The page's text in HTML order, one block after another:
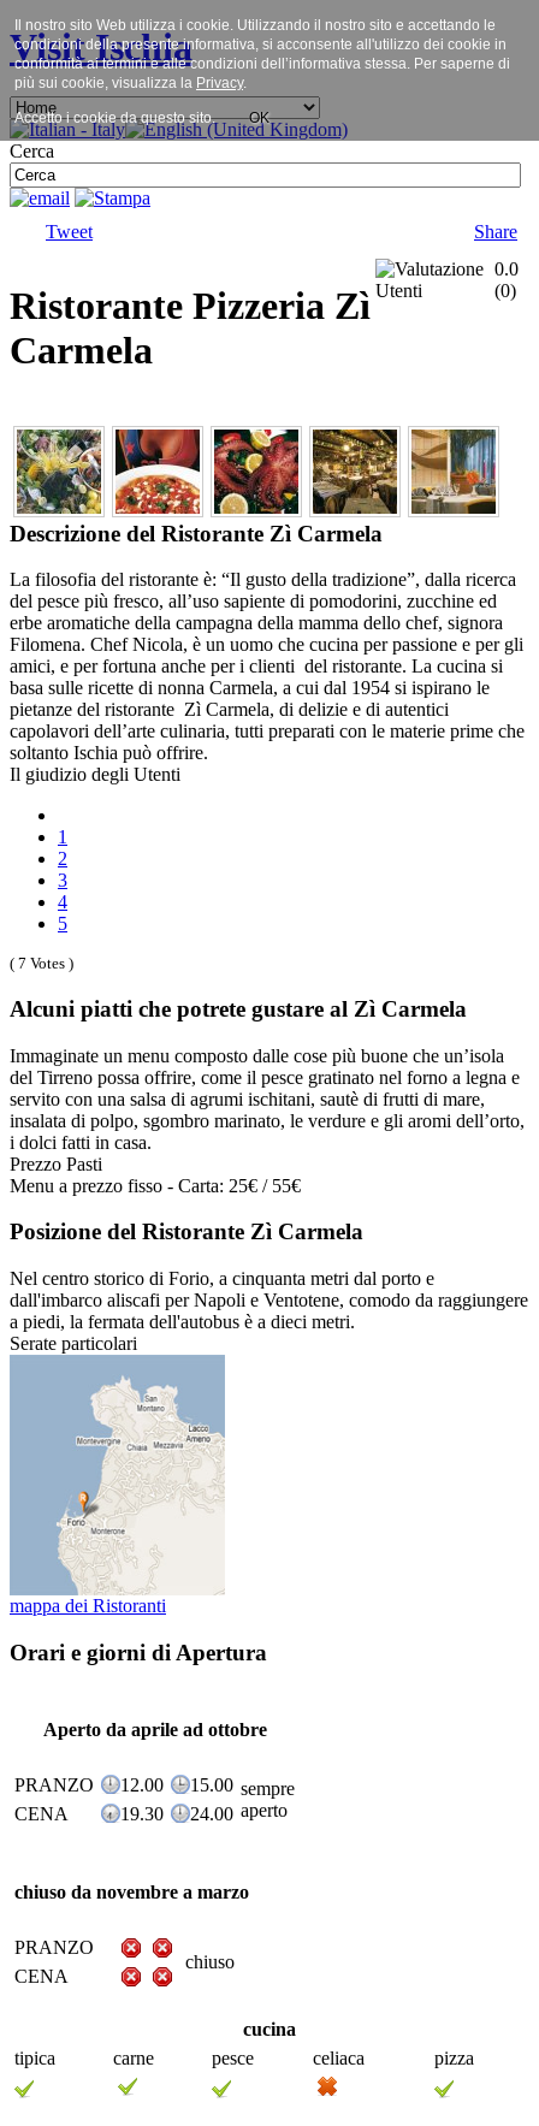
Visit Ischia
Cerca
Tweet Share
Ristorante Pizzeria Zì
Carmela
0.0
(0)
Descrizione del Ristorante Zì Carmela
La filosofia del ristorante è: “Il gusto della tradizione”, dalla ricerca
del pesce più fresco, all’uso sapiente di pomodorini, zucchine ed
erbe aromatiche della campagna della mamma dello chef, signora
Filomena. Chef Nicola, è un uomo che cucina per passione e per gli
amici, e per fortuna anche per i clienti del ristorante. La cucina si
basa sulle ricette di nonna Carmela, a cui dal 1954 si ispirano le
pietanze del ristorante Zì Carmela, di delizie e di autentici
capolavori dell’arte culinaria, tutti preparati con le materie prime che
soltanto Ischia può offrire.
Il giudizio degli Utenti
1
2
3
4
5
( 7 Votes )
Alcuni piatti che potrete gustare al Zì Carmela
Immaginate un menu composto dalle cose più buone che un’isola
del Tirreno possa offrire, come il pesce gratinato nel forno a legna e
servito con una salsa di agrumi ischitani, sautè di frutti di mare,
insalata di polpo, sgombro marinato, le verdure e gli aromi dell’orto,
i dolci fatti in casa.
Prezzo Pasti
Menu a prezzo fisso - Carta: 25€ / 55€
Posizione del Ristorante Zì Carmela
Nel centro storico di Forio, a cinquanta metri dal porto e
dall'imbarco aliscafi per Napoli e Ventotene, comodo da raggiungere
a piedi, la fermata dell'autobus è a dieci metri.
Serate particolari
mappa dei Ristoranti
Orari e giorni di Apertura
Aperto da aprile ad ottobre
PRANZO 12.00 15.00 sempre
aperto
CENA 19.30 24.00
chiuso da novembre a marzo
PRANZO
chiuso
CENA
cucina
tipica
carne pesce celiaca pizza
Il nostro sito Web utilizza i cookie. Utilizzando il nostro sito e accettando le
condizioni della presente informativa, si acconsente all'utilizzo dei cookie in
conformità ai termini e alle condizioni dell’informativa stessa. Per saperne di
più sui cookie, visualizza la Privacy.
Accetto i cookie da questo sito. OK